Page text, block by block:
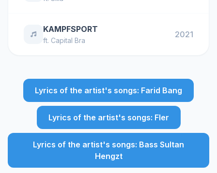
KAMPFSPORT
ft. Capital Bra
2021
Lyrics of the artist's songs: Farid Bang
Lyrics of the artist's songs: Fler
Lyrics of the artist's songs: Bass Sultan
Hengzt